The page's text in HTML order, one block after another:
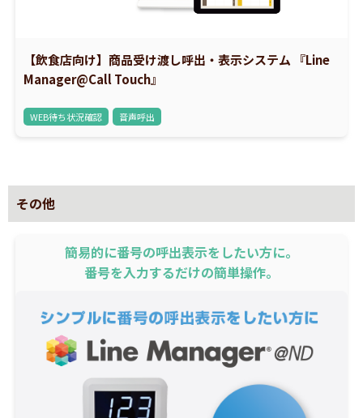
【飲食店向け】商品受け渡し呼出・表示システム 『Line
Manager@Call Touch』
WEB待ち状況確認 音声呼出
その他
簡易的に番号の呼出表示をしたい方に。
番号を入力するだけの簡単操作。